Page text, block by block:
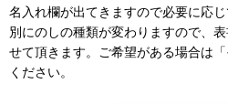
名入れ欄が出てきますので必要に応
別にのしの種類が変わりますので、
せて頂きます。ご希望がある場合は
ください。